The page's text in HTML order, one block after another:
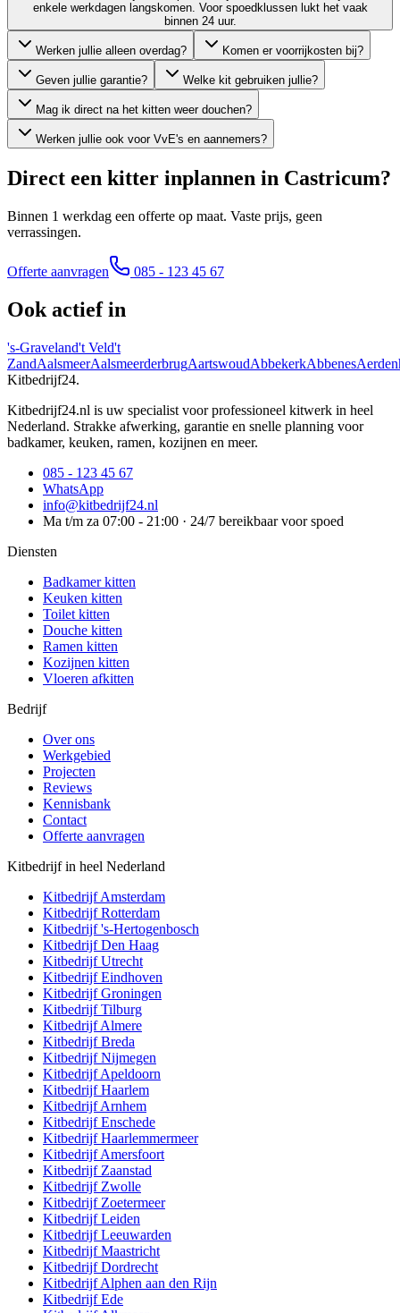
enkele werkdagen langskomen. Voor spoedklussen lukt het vaak
binnen 24 uur.
Werken jullie alleen overdag? Komen er voorrijkosten bij?
Geven jullie garantie? Welke kit gebruiken jullie?
Mag ik direct na het kitten weer douchen?
Werken jullie ook voor VvE's en aannemers?
Direct een kitter inplannen in Castricum?
Binnen 1 werkdag een offerte op maat. Vaste prijs, geen
verrassingen.
Offerte aanvragen 085 - 123 45 67
Ook actief in
's-Graveland't Veld't
ZandAalsmeerAalsmeerderbrugAartswoudAbbekerkAbbenes
Kitbedrijf24.
Kitbedrijf24.nl is uw specialist voor professioneel kitwerk in heel
Nederland. Strakke afwerking, garantie en snelle planning voor
badkamer, keuken, ramen, kozijnen en meer.
085 - 123 45 67
WhatsApp
info@kitbedrijf24.nl
Ma t/m za 07:00 - 21:00 · 24/7 bereikbaar voor spoed
Diensten
Badkamer kitten
Keuken kitten
Toilet kitten
Douche kitten
Ramen kitten
Kozijnen kitten
Vloeren afkitten
Bedrijf
Over ons
Werkgebied
Projecten
Reviews
Kennisbank
Contact
Offerte aanvragen
Kitbedrijf in heel Nederland
KitbedrijfAmsterdam
KitbedrijfRotterdam
Kitbedrijf's-Hertogenbosch
KitbedrijfDen Haag
KitbedrijfUtrecht
KitbedrijfEindhoven
KitbedrijfGroningen
KitbedrijfTilburg
KitbedrijfAlmere
KitbedrijfBreda
KitbedrijfNijmegen
KitbedrijfApeldoorn
KitbedrijfHaarlem
KitbedrijfArnhem
KitbedrijfEnschede
KitbedrijfHaarlemmermeer
KitbedrijfAmersfoort
Kitbedrijf Zaanstad
Kitbedrijf Zwolle
Kitbedrijf Zoetermeer
KitbedrijfLeiden
KitbedrijfLeeuwarden
KitbedrijfMaastricht
KitbedrijfDordrecht
KitbedrijfAlphen aan den Rijn
KitbedrijfEde